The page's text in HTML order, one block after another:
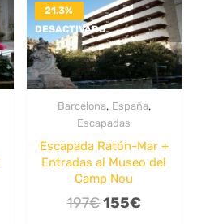
21.3%
DESACTIVADO
Barcelona, España,
Escapadas
Escapada Ratón-Mar +
Entradas al Museo del
Camp Nou
197€El
155€El